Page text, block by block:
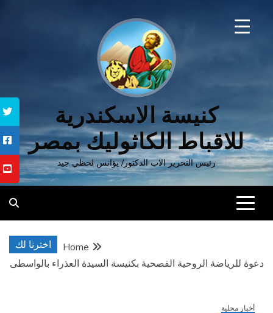
كنيسة الاسكندرية
للاقباط الكاثوليك بمصر
رئيس التحرير الاب الدكتور/ يؤانس لحظي جيد
اخترنا لك
Home
دعوة للرياضة الروحية الفصحية بكنيسة السيدة العذراء بالواسطى
أخبار محلية